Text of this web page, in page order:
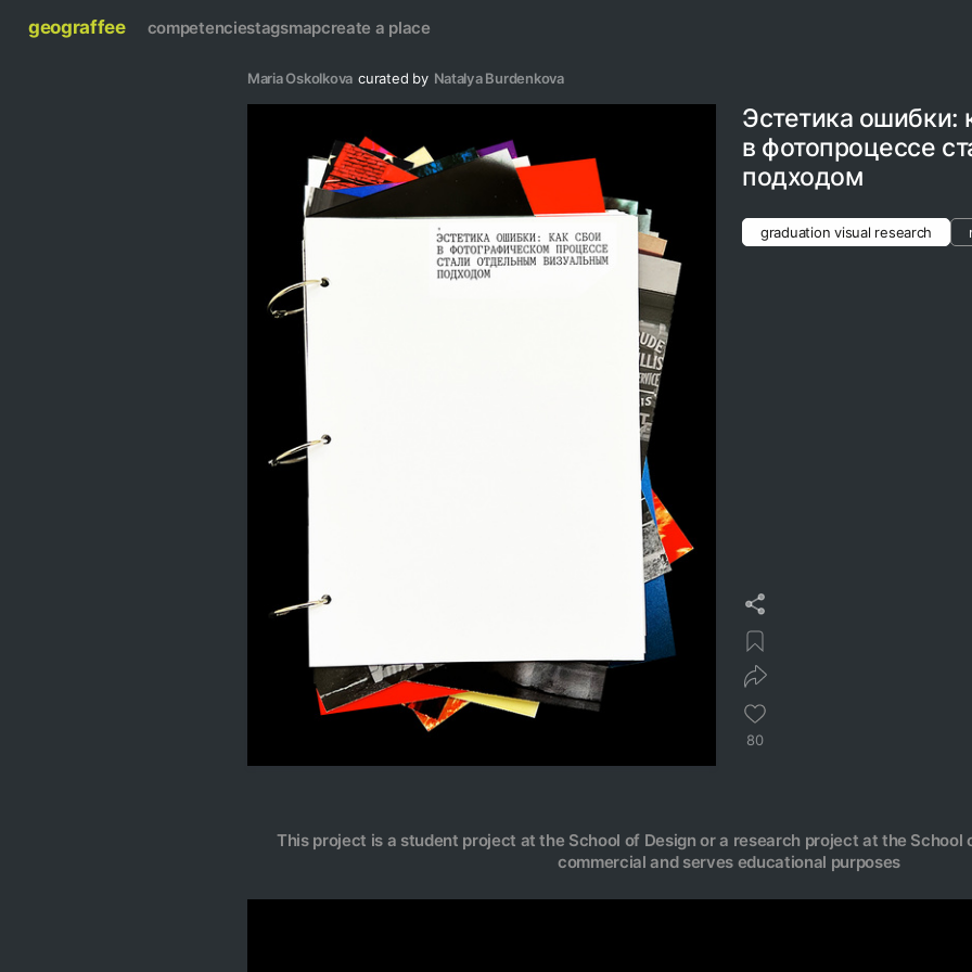
geograffee competenciestagsmapcreate a place
Maria Oskolkova curated by Natalya Burdenkova
Эстетика ошибки:
в фотопроцессе
подходом
graduation visual research
80
This project is a student project at the School of Design or a research project at the School
commercial and serves educational purposes